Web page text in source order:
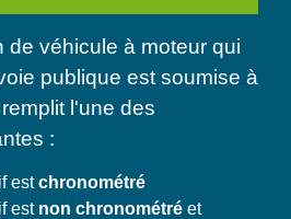
de véhicule à moteur qui
publique est soumise à
l'une des
:
estchronométré
est non chronométré et